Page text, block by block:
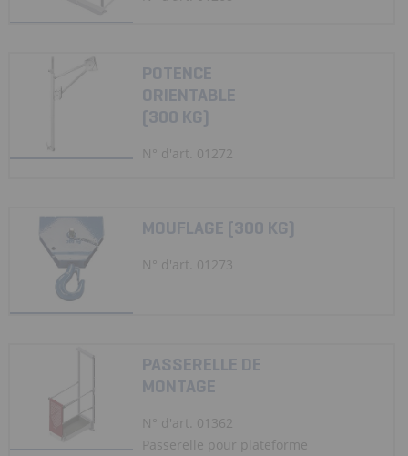
POTENCE
ORIENTABLE
(300 KG)
N° d'art. 01272
MOUFLAGE (300 KG)
N° d'art. 01273
PASSERELLE DE
MONTAGE
N° d'art. 01362
Passerelle pour plateforme